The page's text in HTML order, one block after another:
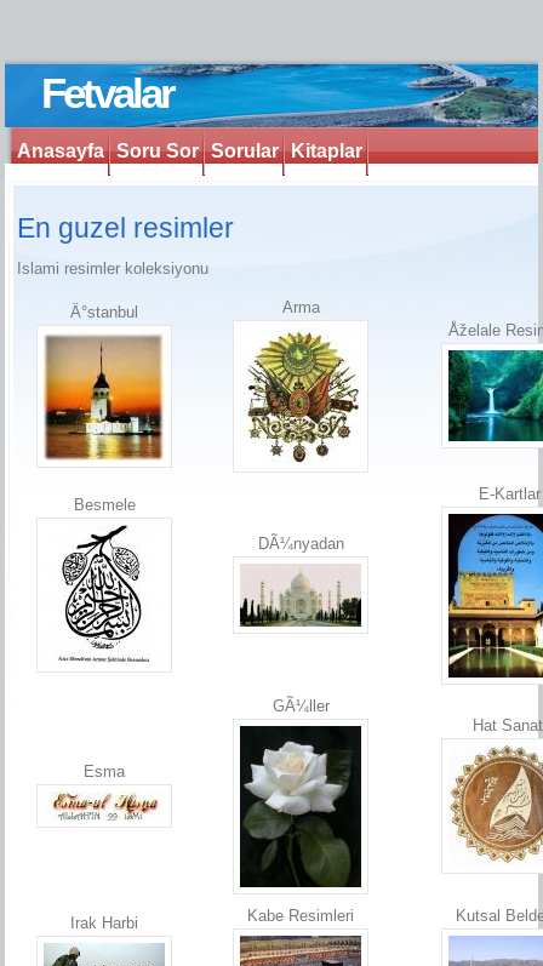
Fetvalar
Anasayfa Soru Sor Sorular Kitaplar
En guzel resimler
Islami resimler koleksiyonu
Ä°stanbul
Arma
Åželale
Besmele
DÃ¼nyadan
E-Kartlar
Esma
GÃ¼ller
Hat
Irak Harbi Kabe Resimleri Kutsal